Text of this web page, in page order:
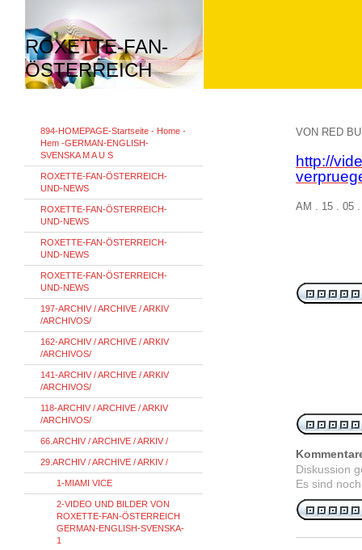
ROXETTE-FAN-
ÖSTERREICH
VON RED
http://
AM . 15 . 05
Diskussion
Es sind
894-HOMEPAGE-Startseite - Home -
Hem -GERMAN-ENGLISH-
SVENSKA M A U S
ROXETTE-FAN-ÖSTERREICH-
UND-NEWS
ROXETTE-FAN-ÖSTERREICH-
UND-NEWS
ROXETTE-FAN-ÖSTERREICH-
UND-NEWS
ROXETTE-FAN-ÖSTERREICH-
UND-NEWS
197-ARCHIV / ARCHIVE / ARKIV
/ARCHIVOS/
162-ARCHIV / ARCHIVE / ARKIV
/ARCHIVOS/
141-ARCHIV / ARCHIVE / ARKIV
/ARCHIVOS/
118-ARCHIV / ARCHIVE / ARKIV
/ARCHIVOS/
66.ARCHIV / ARCHIVE / ARKIV /
29.ARCHIV / ARCHIVE / ARKIV /
1-MIAMI VICE
2-VIDEO UND BILDER VON
ROXETTE-FAN-ÖSTERREICH
GERMAN-ENGLISH-SVENSKA-
1